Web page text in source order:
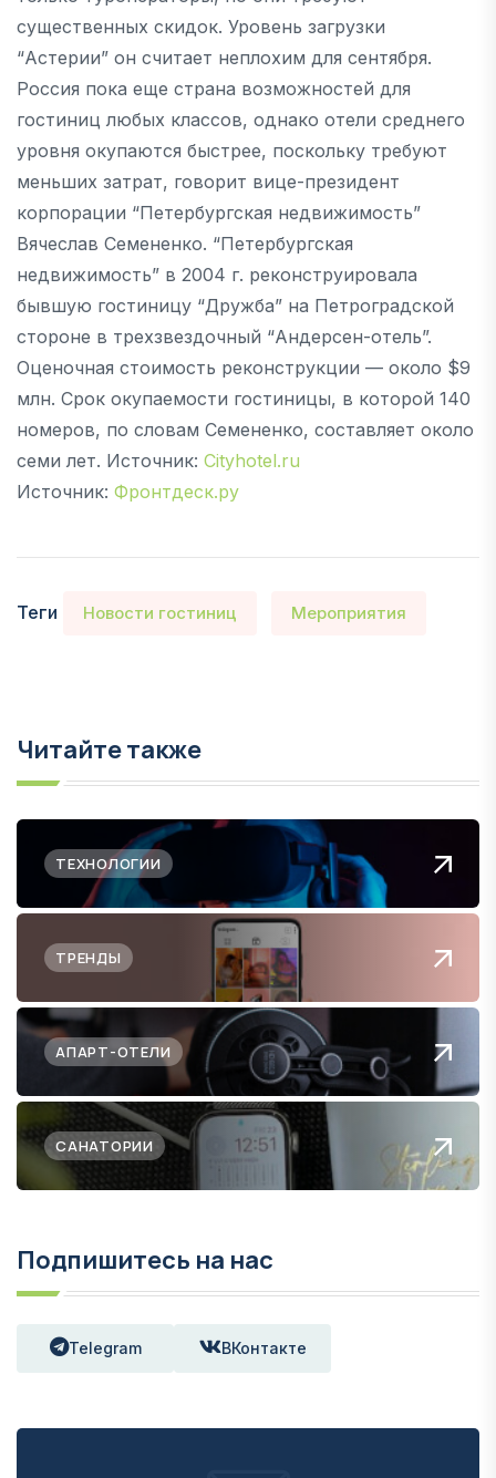
существенных скидок. Уровень загрузки
“Астерии” он считает неплохим для сентября.
Россия пока еще страна возможностей для
гостиниц любых классов, однако отели среднего
уровня окупаются быстрее, поскольку требуют
меньших затрат, говорит вице-президент
корпорации “Петербургская недвижимость”
Вячеслав Семененко. “Петербургская
недвижимость” в 2004 г. реконструировала
бывшую гостиницу “Дружба” на Петроградской
стороне в трехзвездочный “Андерсен-отель”.
Оценочная стоимость реконструкции — около $9
млн. Срок окупаемости гостиницы, в которой 140
номеров, по словам Семененко, составляет около
семи лет. Источник: Cityhotel.ru
Источник: Фронтдеск.ру
Теги Новости гостиниц Мероприятия
Читайте также
ТЕХНОЛОГИИ
ТРЕНДЫ
АПАРТ-ОТЕЛИ
САНАТОРИИ
Подпишитесь на нас
Telegram ВКонтакте